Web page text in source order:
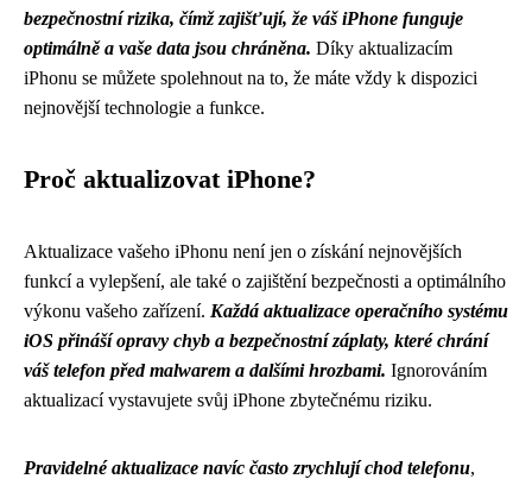
bezpečnostní rizika, čímž zajišťují, že váš iPhone funguje
optimálně a vaše data jsou chráněna. Díky aktualizacím
iPhonu se můžete spolehnout na to, že máte vždy k dispozici
nejnovější technologie a funkce.
Proč aktualizovat iPhone?
Aktualizace vašeho iPhonu není jen o získání nejnovějších
funkcí a vylepšení, ale také o zajištění bezpečnosti a optimálního
výkonu vašeho zařízení. Každá aktualizace operačního systému
iOS přináší opravy chyb a bezpečnostní záplaty, které chrání
váš telefon před malwarem a dalšími hrozbami. Ignorováním
aktualizací vystavujete svůj iPhone zbytečnému riziku.
Pravidelné aktualizace navíc často zrychlují chod telefonu,